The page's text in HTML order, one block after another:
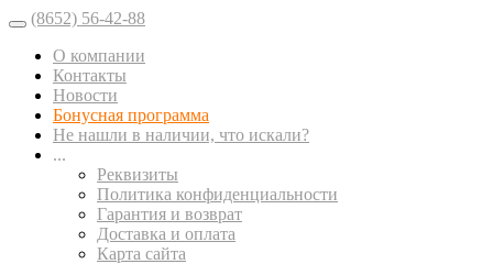
(8652) 56-42-88
О компании
Контакты
Новости
Бонусная программа
Не нашли в наличии, что искали?
...
Реквизиты
Политика конфиденциальности
Гарантия и возврат
Доставка и оплата
Карта сайта